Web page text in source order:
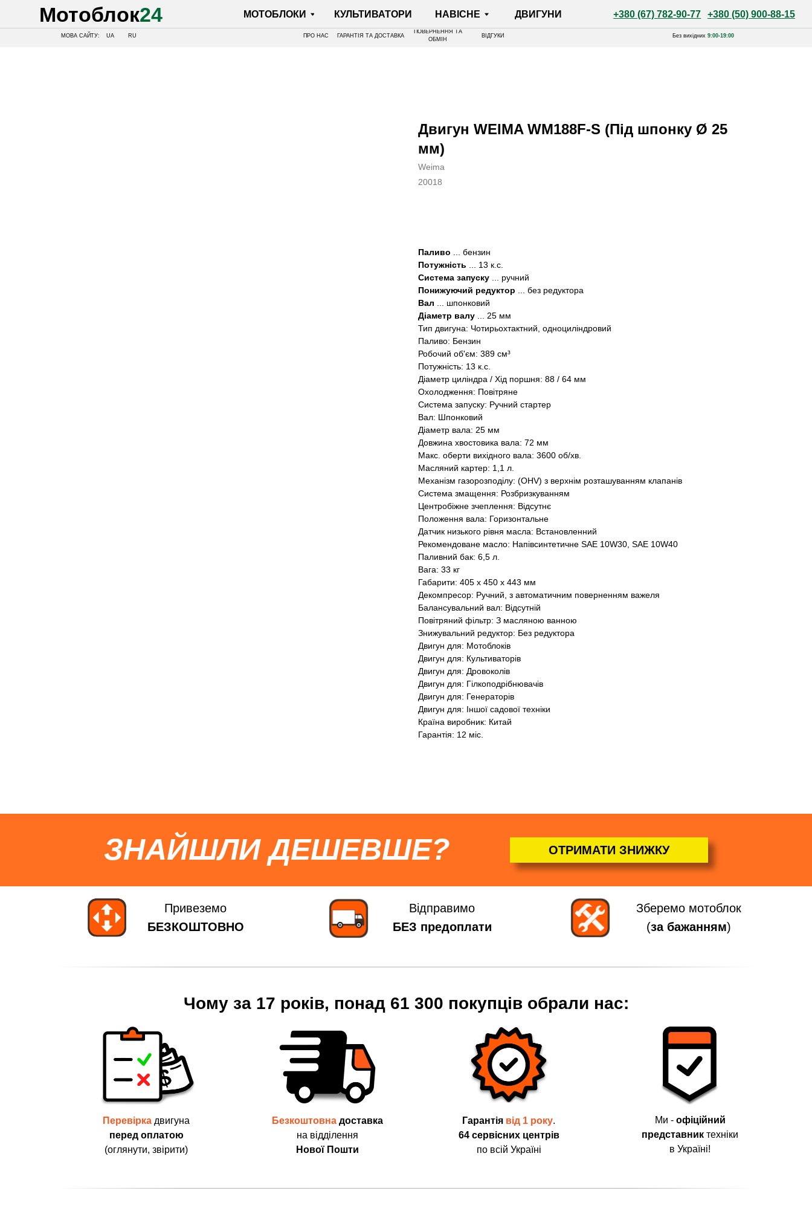
Мотоблок24 +380 (67) 782-90-77 +380 (50) 900-88-15
МОТОБЛОКИ КУЛЬТИВАТОРИ НАВІСНЕ ДВИГУНИ
МОВА САЙТУ:
ПОВЕРНЕННЯ ТА
ОБМІН
ВІДГУКИ
Двигун WEIMA WM188F-S (Під шпонку Ø 25
мм)
Weima
20018
Паливо ... бензин
Потужність ... 13 к.с.
Система запуску ... ручний
Понижуючий редуктор ... без редуктора
Вал ... шпонковий
Діаметр валу ... 25 мм
Тип двигуна: Чотирьохтактний, одноциліндровий
Паливо: Бензин
Робочий об'єм: 389 см³
Потужність: 13 к.с.
Діаметр циліндра / Хід поршня: 88 / 64 мм
Охолодження: Повітряне
Система запуску: Ручний стартер
Вал: Шпонковий
Діаметр вала: 25 мм
Довжина хвостовика вала: 72 мм
Макс. оберти вихідного вала: 3600 об/хв.
Масляний картер: 1,1 л.
Механізм газорозподілу: (OHV) з верхнім розташуванням клапанів
Система змащення: Розбризкуванням
Центробіжне зчеплення: Відсутнє
Положення вала: Горизонтальне
Датчик низького рівня масла: Встановленний
Рекомендоване масло: Напівсинтетичне SAE 10W30, SAE 10W40
Паливний бак: 6,5 л.
Вага: 33 кг
Габарити: 405 x 450 x 443 мм
Декомпресор: Ручний, з автоматичним поверненням важеля
Балансувальний вал: Відсутній
Повітряний фільтр: З масляною ванною
Знижувальний редуктор: Без редуктора
Двигун для: Мотоблоків
Двигун для: Культиваторів
Двигун для: Дровоколів
Двигун для: Гілкоподрібнювачів
Двигун для: Генераторів
Двигун для: Іншої садової техніки
Країна виробник: Китай
Гарантія: 12 міс.
ЗНАЙШЛИ ДЕШЕВШЕ? ОТРИМАТИ ЗНИЖКУ
Відправимо
БЕЗ предоплати
Привеземо
БЕЗКОШТОВНО
Зберемо мотоблок
(за бажанням)
Чому за 17 років, понад 61 300 покупців обрали нас:
Перевірка двигуна
перед оплатою
(оглянути, звірити)
Гарантія від 1 року.
64 сервісних центрів
по всій Україні
Безкоштовна доставка
на відділення
Нової Пошти
Ми - офіційний
представник техніки
в Україні!